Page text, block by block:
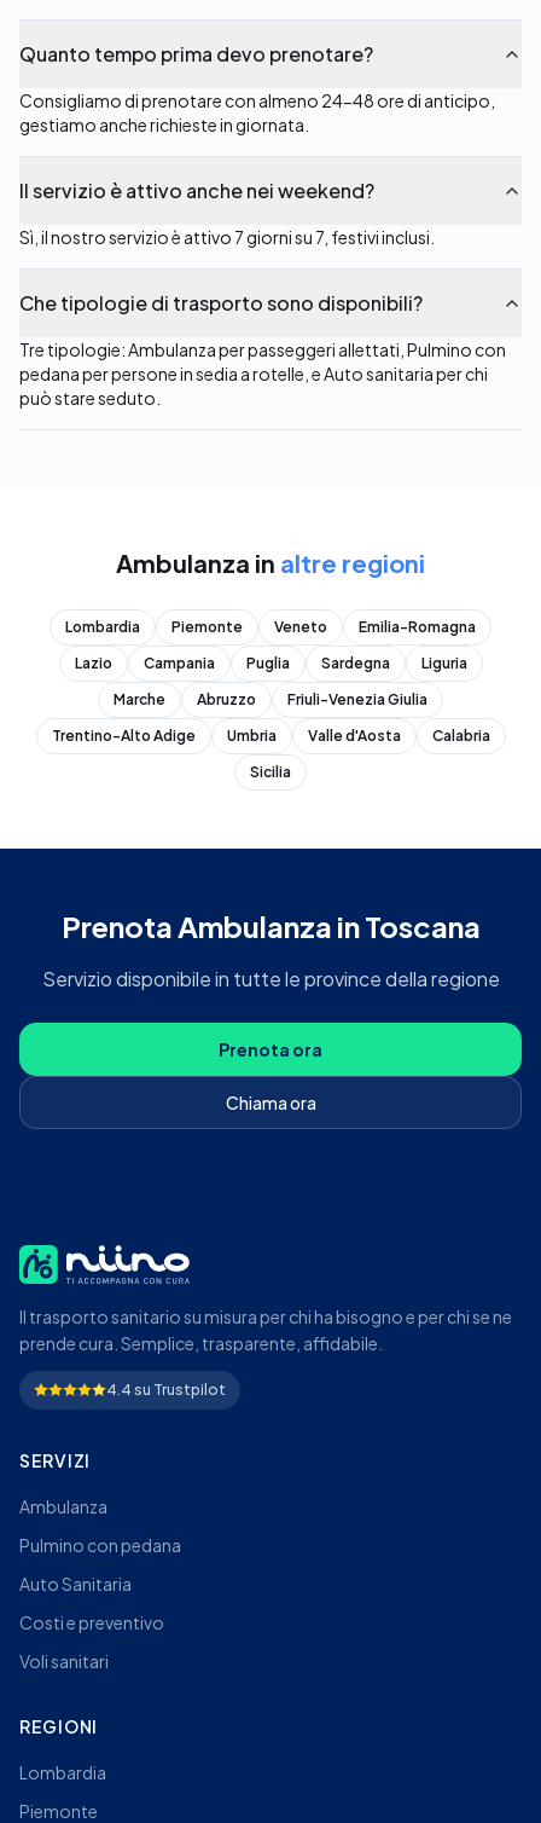
Quanto tempo prima devo prenotare?
Consigliamo di prenotare con almeno 24-48 ore di anticipo,
gestiamo anche richieste in giornata.
Il servizio è attivo anche nei weekend?
Sì, il nostro servizio è attivo 7 giorni su 7, festivi inclusi.
Che tipologie di trasporto sono disponibili?
Tre tipologie: Ambulanza per passeggeri allettati, Pulmino con
pedana per persone in sedia a rotelle, e Auto sanitaria per chi
può stare seduto.
Ambulanza in altre regioni
Lombardia Piemonte Veneto
Emilia-Romagna
Lazio
Campania Puglia Sardegna
Liguria
Marche
Abruzzo
Friuli-Venezia Giulia
Trentino-Alto Adige
Umbria Valle d'Aosta
Calabria
Sicilia
PrenotaAmbulanza inToscana
Servizio disponibile in tutte le province della regione
Prenota ora
Chiama ora
Il trasporto sanitario su misura per chi ha bisogno e per chi se ne
prende cura. Semplice, trasparente, affidabile.
4.4 su Trustpilot
SERVIZI
Ambulanza
Pulmino con pedana
Auto Sanitaria
Costi e preventivo
Voli sanitari
REGIONI
Lombardia
Piemonte